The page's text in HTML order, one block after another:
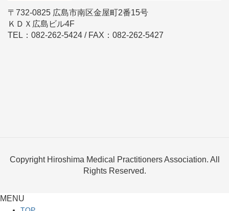
〒732-0825 広島市南区金屋町2番15号
ＫＤＸ広島ビル4F
TEL：082-262-5424 / FAX：082-262-5427
Copyright Hiroshima Medical Practitioners Association. All
Rights Reserved.
MENU